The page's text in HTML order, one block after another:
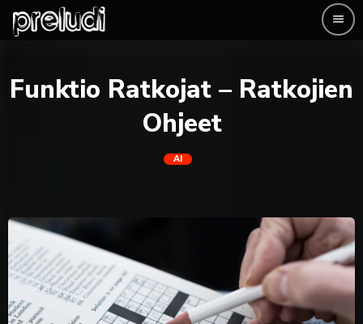
menu
Funktio Ratkojat – Ratkojien
Ohjeet
AI